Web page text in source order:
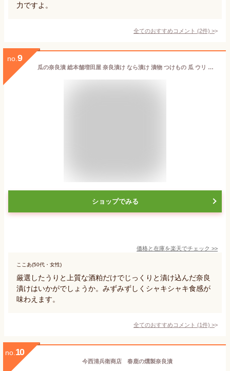
力ですよ。
全てのおすすめコメント (2件) >
no. 9
瓜の奈良漬 総本舗増田屋 奈良漬け なら漬け 漬物 つけもの 瓜 ウリ うり 酒粕 お土産 おみやげ ギフト 名物 奈良 人気 贈り物 朝ご飯 朝活
ショップでみる
価格と在庫を楽天でチェック >>
ここあ(50代・女性)
厳選したうりと上質な酒粕だけでじっくりと漬け込んだ奈良
漬けはいかがでしょうか。みずみずしくシャキシャキ食感が
味わえます。
全てのおすすめコメント (1件) >
no. 10
今西清兵衛商店 春鹿の燻製奈良漬